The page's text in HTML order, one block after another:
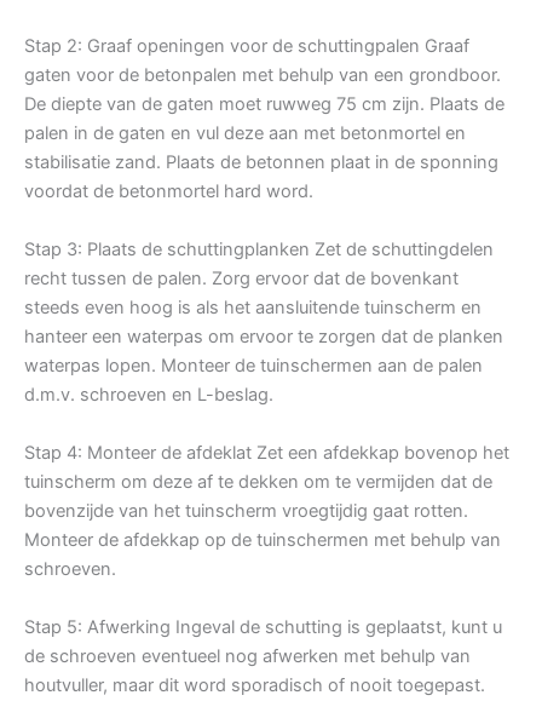
Stap 2: Graaf openingen voor de schuttingpalen Graaf
gaten voor de betonpalen met behulp van een grondboor.
De diepte van de gaten moet ruwweg 75 cm zijn. Plaats de
palen in de gaten en vul deze aan met betonmortel en
stabilisatie zand. Plaats de betonnen plaat in de sponning
voordat de betonmortel hard word.
Stap 3: Plaats de schuttingplanken Zet de schuttingdelen
recht tussen de palen. Zorg ervoor dat de bovenkant
steeds even hoog is als het aansluitende tuinscherm en
hanteer een waterpas om ervoor te zorgen dat de planken
waterpas lopen. Monteer de tuinschermen aan de palen
d.m.v. schroeven en L-beslag.
Stap 4: Monteer de afdeklat Zet een afdekkap bovenop het
tuinscherm om deze af te dekken om te vermijden dat de
bovenzijde van het tuinscherm vroegtijdig gaat rotten.
Monteer de afdekkap op de tuinschermen met behulp van
schroeven.
Stap 5: Afwerking Ingeval de schutting is geplaatst, kunt u
de schroeven eventueel nog afwerken met behulp van
houtvuller, maar dit word sporadisch of nooit toegepast.